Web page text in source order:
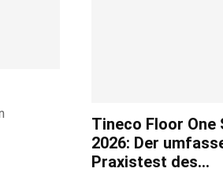
Tineco Floor One
2026: Der
Praxistest des...